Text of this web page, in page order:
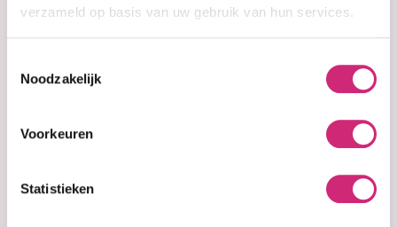
verzameld op basis van uw gebruik van hun services.
Noodzakelijk
Voorkeuren
Statistieken
Haarborstel 100%
Ster Style Kam